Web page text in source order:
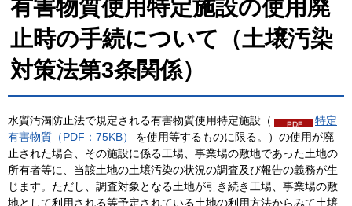
有害物質使用特定施設の使用廃
止時の手続について（土壌汚染
対策法第3条関係）
水質汚濁防止法で規定される有害物質使用特定施設（
特定
有害物質（PDF：75KB）
を使用等するものに限る。）の使用が廃
止された場合、その施設に係る工場、事業場の敷地であった土地の
所有者等に、当該土地の土壌汚染の状況の調査及び報告の義務が生
じます。ただし、調査対象となる土地が引き続き工場、事業場の敷
地として利用される等予定されている土地の利用方法からみて土壌